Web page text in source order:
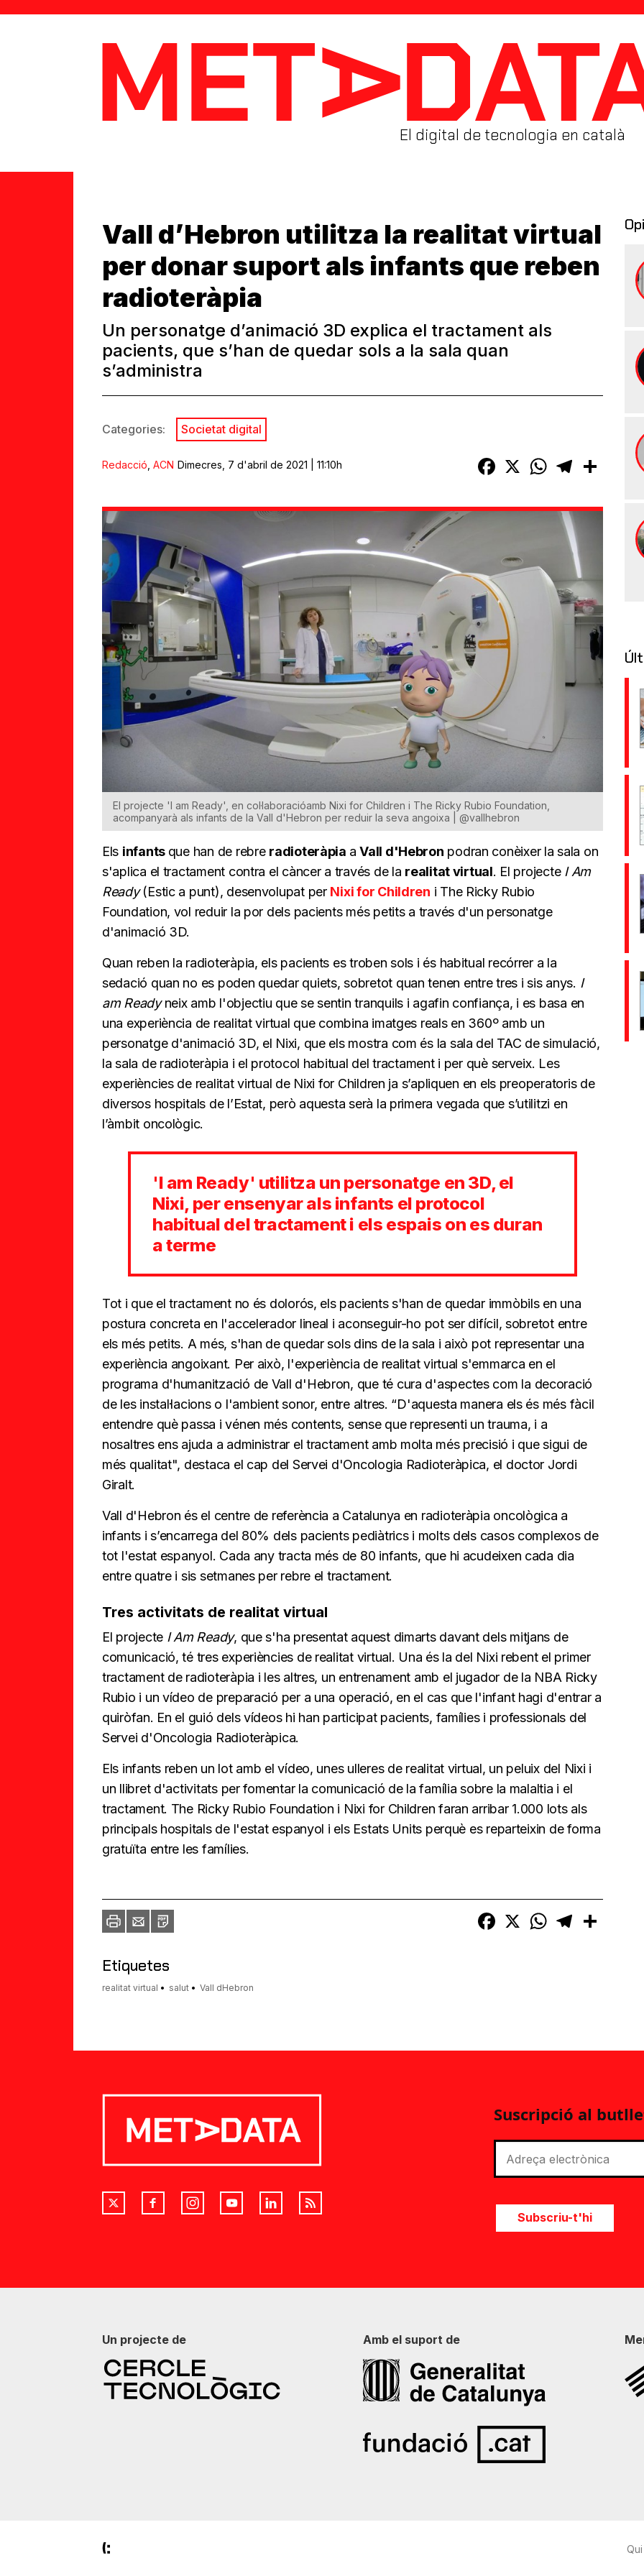
MetaData
El digital de tecnologia en català
Vall d’Hebron utilitza la realitat virtual
per donar suport als infants que reben
radioteràpia
Un personatge d’animació 3D explica el tractament als
pacients, que s’han de quedar sols a la sala quan
s’administra
Categories: Societat digital
Redacció ACN Dimecres, 7 d'abril de 2021 | 11:10h Facebook
X WhatsAppTelegram
El projecte 'I am Ready', en col·laboracióamb Nixi for Children i The Ricky Rubio Foundation,
acompanyarà als infants de la Vall d'Hebron per reduir la seva angoixa | @vallhebron
Els infants que han de rebre radioteràpia aVall d'Hebron podran conèixer la sala on
s'aplica el tractament contra el càncer a través de la realitat virtual. El projecte I Am
Ready(Estic a punt), desenvolupat per Nixi for Children i The Ricky Rubio
Foundation, vol reduir la por dels pacients més petits a través d'un personatge
d'animació 3D.
Quan reben la radioteràpia, els pacients es troben sols i és habitual recórrer a la
sedació quan no es poden quedar quiets, sobretot quan tenen entre tres i sis anys. I
am Readyneix amb l'objectiu que se sentin tranquils i agafin confiança, i es basa en
una experiència de realitat virtual que combina imatges reals en 360º amb un
personatge d'animació 3D, el Nixi, que els mostra com és la sala del TAC de simulació,
la sala de radioteràpia i el protocol habitual del tractament i per què serveix. Les
experiències de realitat virtual de Nixi for Children ja s’apliquen en els preoperatoris de
diversos hospitals de l’Estat, però aquesta serà la primera vegada que s’utilitzi en
l’àmbit oncològic.
'I am Ready' utilitza un personatge en 3D, el
Nixi, per ensenyar als infants el protocol
habitual del tractament i els espais on es duran
a terme
Tot i que el tractament no és dolorós, els pacients s'han de quedar immòbils en una
postura concreta en l'accelerador lineal i aconseguir-ho pot ser difícil, sobretot entre
els més petits. A més, s'han de quedar sols dins de la sala i això pot representar una
experiència angoixant. Per això, l'experiència de realitat virtual s'emmarca en el
programa d'humanització de Vall d'Hebron, que té cura d'aspectes com la decoració
de les instal·lacions o l'ambient sonor, entre altres. “D'aquesta manera els és més fàcil
entendre què passa i vénen més contents, sense que representi un trauma, i a
nosaltres ens ajuda a administrar el tractament amb molta més precisió i que sigui de
més qualitat", destaca el cap del Servei d'Oncologia Radioteràpica, el doctor Jordi
Giralt.
Vall d'Hebron és el centre de referència a Catalunya en radioteràpia oncològica a
infants i s’encarrega del 80% dels pacients pediàtrics i molts dels casos complexos de
tot l'estat espanyol. Cada any tracta més de 80 infants, que hi acudeixen cada dia
entre quatre i sis setmanes per rebre el tractament.
Tres activitats de realitat virtual
El projecte I Am Ready, que s'ha presentat aquest dimarts davant dels mitjans de
comunicació, té tres experiències de realitat virtual. Una és la del Nixi rebent el primer
tractament de radioteràpia i les altres, un entrenament amb el jugador de la NBA Ricky
Rubio i un vídeo de preparació per a una operació, en el cas que l'infant hagi d'entrar a
quiròfan. En el guió dels vídeos hi han participat pacients, famílies i professionals del
Servei d'Oncologia Radioteràpica.
Els infants reben un lot amb el vídeo, unes ulleres de realitat virtual, un peluix del Nixi i
un llibret d'activitats per fomentar la comunicació de la família sobre la malaltia i el
tractament. The Ricky Rubio Foundation i Nixi for Children faran arribar 1.000 lots als
principals hospitals de l'estat espanyol i els Estats Units perquè es reparteixin de forma
gratuïta entre les famílies.
ImprimirEnvia
un
PDF Facebook
X WhatsAppTelegram
Etiquetes
realitat virtual salut Vall dHebron
Suscripció al
Subscriu-t'hi
Un projecte de Amb el suport de